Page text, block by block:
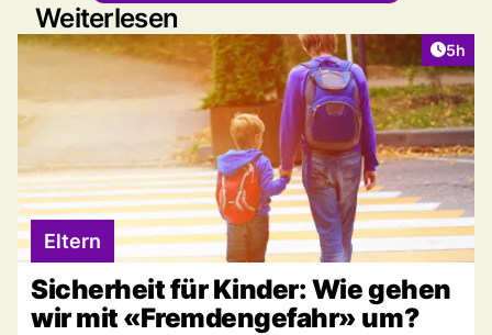
Weiterlesen
5h
Eltern
Sicherheit für Kinder: Wie gehen
wir mit «Fremdengefahr» um?